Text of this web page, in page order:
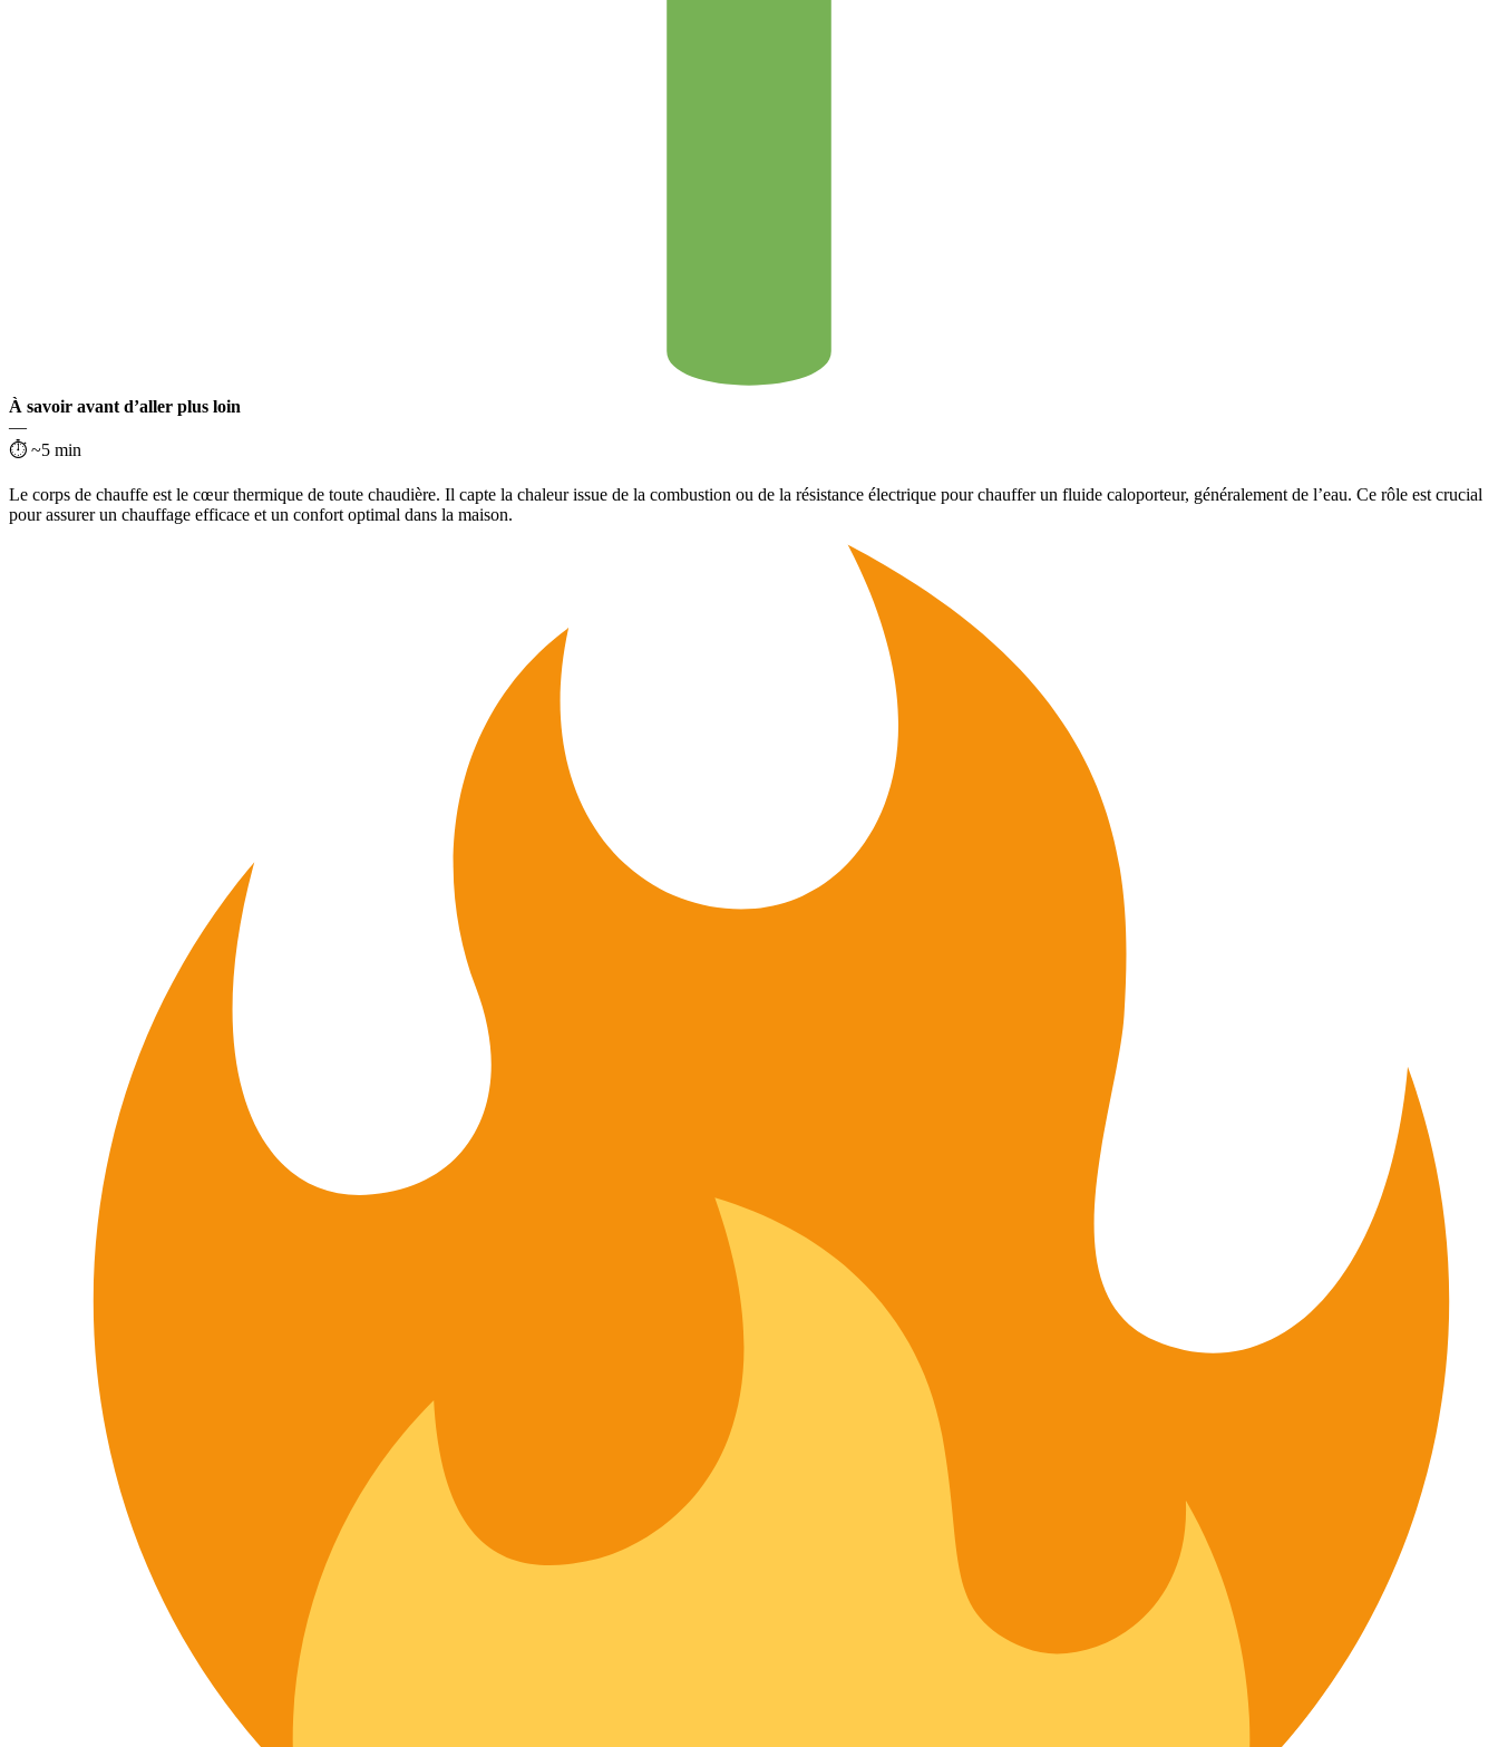
À savoir avant d’aller plus loin
—
⏱ ~5 min
Le corps de chauffe est le cœur thermique de toute chaudière. Il capte la chaleur issue de la combustion ou de la résistance électrique pour chauffer un fluide caloporteur, généralement de l’eau. Ce rôle est crucial
pour assurer un chauffage efficace et un confort optimal dans la maison.